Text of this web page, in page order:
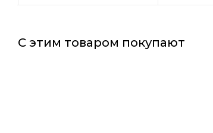
С этим товаром покупают